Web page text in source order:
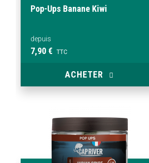
Pop-Ups Banane Kiwi
depuis
7,90 € TTC
ACHETER